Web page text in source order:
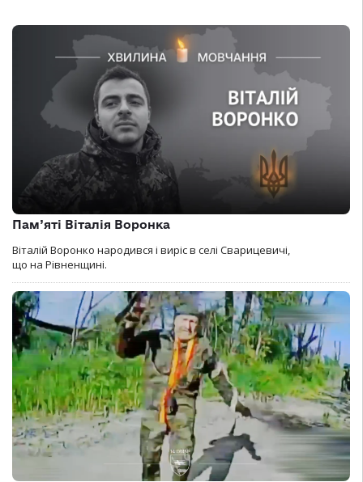
Пам’яті Віталія Воронка
Віталій Воронко народився і виріс в селі Сварицевичі,
що на Рівненщині.